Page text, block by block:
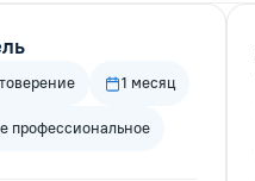
1 месяц
профессиональное